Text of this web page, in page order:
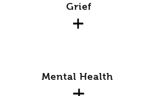
Grief
Mental Health